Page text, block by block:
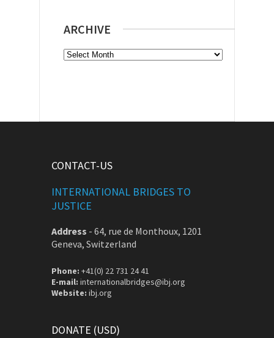
ARCHIVE
Archive
CONTACT-US
INTERNATIONAL BRIDGES TO
JUSTICE
Address - 64, rue de Monthoux, 1201
Geneva, Switzerland
Phone: +41(0) 22 731 24 41
E-mail: internationalbridges@ibj.org
Website: ibj.org
DONATE (USD)